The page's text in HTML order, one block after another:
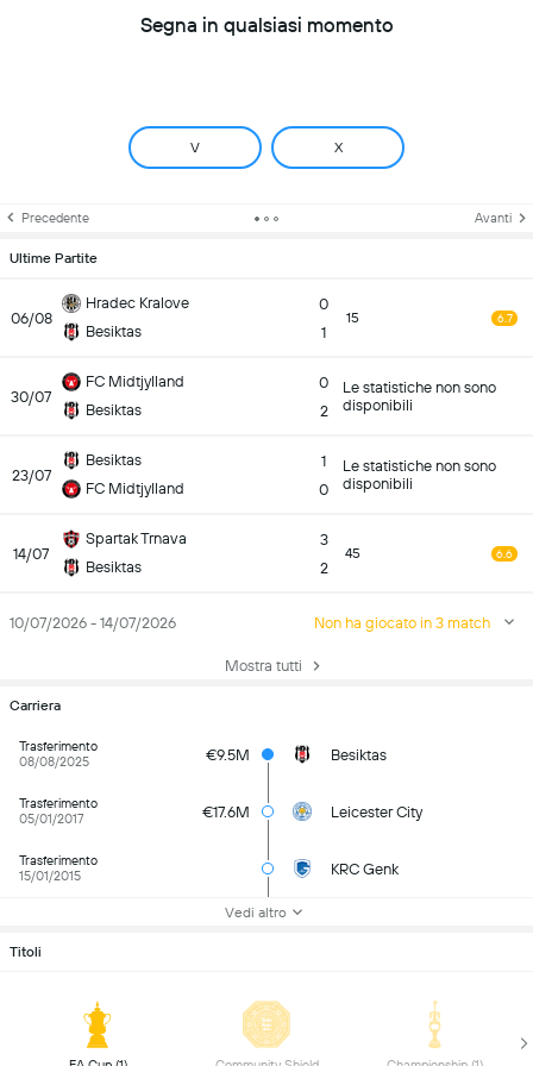
Segna in qualsiasi momento
V X
Precedente Avanti
Ultime Partite
06/08
Hradec Kralove
Besiktas
0
1
15 6.7
30/07
FC Midtjylland
Besiktas
0
2
Le statistiche non sono
disponibili
23/07
Besiktas
FC Midtjylland
1
0
Le statistiche non sono
disponibili
14/07
Spartak Trnava
Besiktas
3
2
45 6.6
10/07/2026 - 14/07/2026 Non ha giocato in 3 match
Mostra tutti
Carriera
Trasferimento
08/08/2025
€9.5M Besiktas
Trasferimento
05/01/2017
€17.6M Leicester City
Trasferimento
15/01/2015
KRC Genk
Vedi altro
Titoli